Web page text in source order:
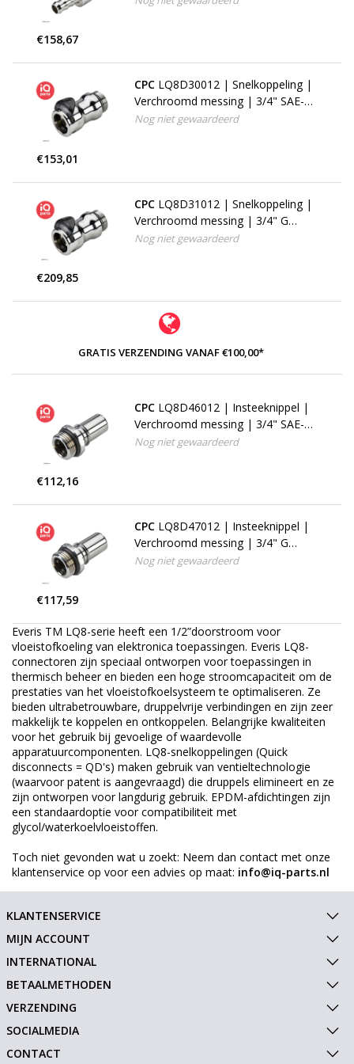
€158,67
CPC LQ8D30012 | Snelkoppeling |
Verchroomd messing | 3/4" SAE-12
buitendraad
Nog niet gewaardeerd
€153,01
CPC LQ8D31012 | Snelkoppeling |
Verchroomd messing | 3/4" G
buitendraad
Nog niet gewaardeerd
€209,85
GRATIS VERZENDING VANAF €100,00*
CPC LQ8D46012 | Insteeknippel |
Verchroomd messing | 3/4" SAE-12
buitendraad
Nog niet gewaardeerd
€112,16
CPC LQ8D47012 | Insteeknippel |
Verchroomd messing | 3/4" G
buitendraad
Nog niet gewaardeerd
€117,59
Everis TM LQ8-serie heeft een 1/2”doorstroom voor
vloeistofkoeling van elektronica toepassingen. Everis LQ8-
connectoren zijn speciaal ontworpen voor toepassingen in
thermisch beheer en bieden een hoge stroomcapaciteit om de
prestaties van het vloeistofkoelsysteem te optimaliseren. Ze
bieden ultrabetrouwbare, druppelvrije verbindingen en zijn zeer
makkelijk te koppelen en ontkoppelen. Belangrijke kwaliteiten
voor het gebruik bij gevoelige of waardevolle
apparatuurcomponenten. LQ8-snelkoppelingen (Quick
disconnects = QD's) maken gebruik van ventieltechnologie
(waarvoor patent is aangevraagd) die druppels elimineert en ze
zijn ontworpen voor langdurig gebruik. EPDM-afdichtingen zijn
een standaardoptie voor compatibiliteit met
glycol/waterkoelvloeistoffen.
Toch niet gevonden wat u zoekt: Neem dan contact met onze
klantenservice op voor een advies op maat: info@iq-parts.nl
KLANTENSERVICE
MIJN ACCOUNT
INTERNATIONAL
BETAALMETHODEN
VERZENDING
SOCIALMEDIA
CONTACT